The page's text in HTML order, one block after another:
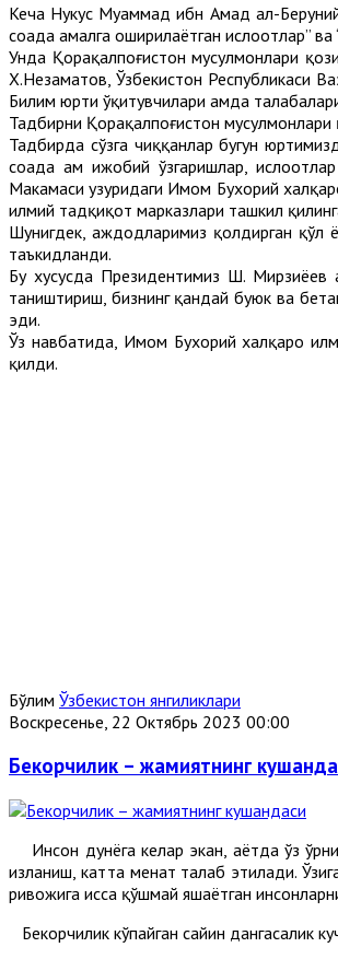
Кеча Нукус Муҳаммад ибн Аҳмад ал-
соҳада амалга оширилаётган ислоҳотлар”
Унда Қорақалпоғистон мусулмонлари
Х.Незаматов, Ўзбекистон Республикаси
Билим юрти ўқитувчилари ҳамда
Тадбирни Қорақалпоғистон
Тадбирда сўзга чиққанлар бугун
соҳада ҳам ижобий ўзгаришлар,
Маҳкамаси ҳузуридаги Имом Бухорий
илмий тадқиқот марказлари ташкил
Шунигдек, аждодларимиз қолдирган қўл
таъкидланди.
Бу хусусда Президентимиз Ш. Мирзиёев
таништириш, бизнинг қандай буюк ва
эди.
Ўз навбатида, Имом Бухорий халқаро
қилди.
Бўлим Ўзбекистон янгиликлари
Воскресенье, 22 Октябрь 2023 00:00
Бекорчилик – жамиятнинг
Инсон дунёга келар экан, ҳаётда ўз
изланиш, катта меҳнат талаб этилади.
ривожига ҳисса қўшмай яшаётган
Бекорчилик кўпайган сайин дангасалик